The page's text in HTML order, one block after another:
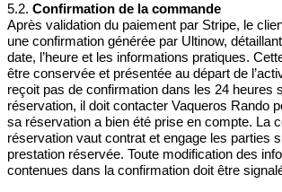
5.2. Confirmation de la commande
Après validation du paiement par Stripe, le
une confirmation générée par Ultinow,
date, l’heure et les informations pratiques.
être conservée et présentée au départ de
reçoit pas de confirmation dans les 24 heures
réservation, il doit contacter Vaqueros Rando
sa réservation a bien été prise en compte. La
réservation vaut contrat et engage les parties
prestation réservée. Toute modification des
contenues dans la confirmation doit être